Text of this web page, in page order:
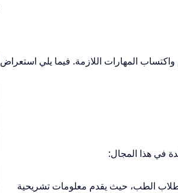
المهارات اللازمة. فيما يلي استعراض
في هذا المجال:
الطب، حيث يقدم معلومات تشريحية